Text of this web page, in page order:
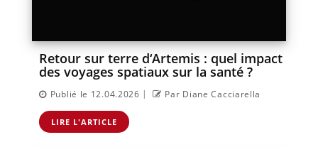
Retour sur terre d‘Artemis : quel impact
des voyages spatiaux sur la santé ?
Publié le 12.04.2026 | Par Diane Cacciarella
LIRE L'ARTICLE